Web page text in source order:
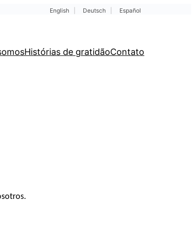
English Deutsch Español
Histórias de gratidãoContato